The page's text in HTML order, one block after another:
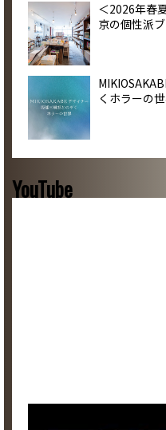
＜2026年春
京の個性派
くホラーの
YouTube